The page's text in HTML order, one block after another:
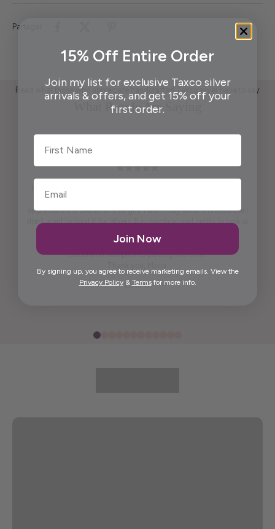
Partager
Read what those who appreciate handcrafted Taxco silver have to say
What People Are Saying
Packaging ready to wrap and gift. And, last but not least,
appreciate the beautiful free gift. I won't say what it is because I
don't want to spoil it for others. It is practical and pretty to look at
Maria was kind enough to call me personally and answered
questions I had prior to placing the order.
Elida G.
15% Off Entire Order
Join my list for exclusive Taxco silver
arrivals & offers, and get 15% off your
first order.
First Name
Join Now
By signing up, you agree to receive marketing emails. View the
Privacy Policy& Termsfor more info.